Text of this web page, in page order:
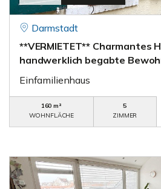
Darmstadt
**VERMIETET** Charmantes
handwerklich begabte
Einfamilienhaus
160 m²
WOHNFLÄCHE
5
ZIMMER